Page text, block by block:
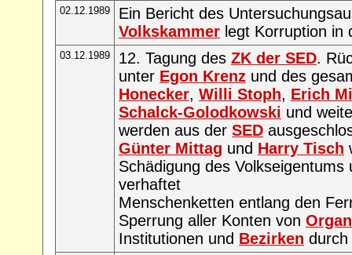
02.12.1989
Ein Bericht des
Volkskammer legt Korruption in
03.12.1989 12. Tagung des ZK der SED.
unter Egon Krenz und des
Honecker, Willi Stoph, Erich
Schalck-Golodkowski und
werden aus der SED
Günter Mittag und Harry Tisch
Schädigung des
verhaftet
Menschenketten entlang den
Sperrung aller Konten von
Institutionen und Bezirken